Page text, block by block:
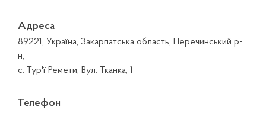
Адреса
89221, Україна, Закарпатська область, Перечинський р-
н,
с. Тур'ї Ремети, Вул. Тканка, 1
Телефон